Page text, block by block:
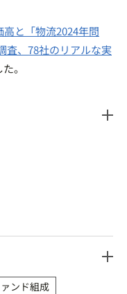
高と「物流2024年問
、78社のリアルな実
。
ンド組成